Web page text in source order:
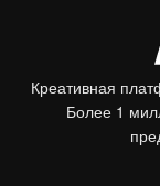
Креативная
Более 1